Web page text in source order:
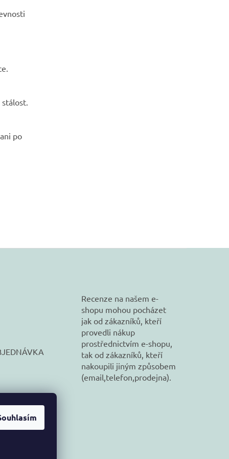
po
Recenze na našem e-
shopu mohou pocházet
jak od zákazníků, kteří
provedli nákup
prostřednictvím e-shopu,
tak od zákazníků, kteří
nakoupili jiným způsobem
(email,telefon,prodejna).